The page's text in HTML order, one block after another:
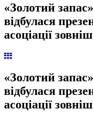
«Золотий
відбулася
асоціації
«Золотий
відбулася
асоціації